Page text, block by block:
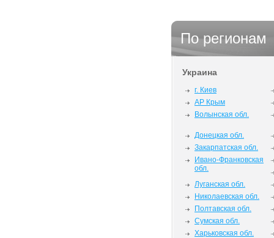
По регионам
Украина
г. Киев
АР Крым
Волынская обл.
Донецкая обл.
Закарпатская обл.
Ивано-Франковская
обл.
Луганская обл.
Николаевская обл.
Полтавская обл.
Сумская обл.
Харьковская обл.